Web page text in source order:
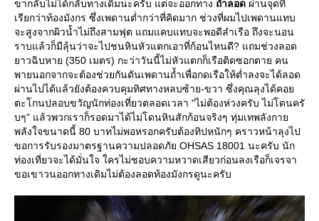
ขากลับไม่ได้กลับทางเดิมนะครับ แต่จะออกทาง ถ้ำลอด ผ่านจุดที่
เรียกว่าท้องมังกร ซึ่งเพดานต่ำกว่าที่คิดมาก ช่วงที่ผมไปเพดานแทบ
จะสูงจากผิวน้ำไม่ถึงสามฟุต แถมแคบแทบจะพอดีลำเรือ ถึงจะนอน
ราบแล้วก็มีลุ้นว่าจะไปชนหินหัวแตกเอาที่ก้อนไหนดี? แถมช่วงลอด
าวฉิบหาย (350 เมตร) กะว่าวันนี้ไม่หัวแตกก็เรือติดซอกตาย คน
พายนอกจากจะต้องช่วยกันดันเพดานถ้ำเพื่อกดเรือให้ต่ำลงจะได้ลอด
ผ่านไปได้แล้วยังต้องควบคุมทิศทางหลบซ้าย-ขวา ซึ่งคุณลุงได้คอ
ตะโกนปลอบขวัญนักท่องเที่ยวตลอดเวลา "ไม่ต้องห่วงครับ ไม่โดนครั
บๆ" แล้วพวกเราก็รอดมาได้ไม่โดนหินสักก้อนจริงๆ ทุ่มเทพลังกา
พลังใจขนาดนี้ 80 บาทไม่พอหรอกครับต้องทิปหนักๆ คราวหน้าลุงไป
ขอการรับรองมาตรฐานความปลอดภัย OHSAS 18001 นะครับ นัก
ท่องเที่ยวจะได้มั่นใจ ใครไม่ชอบความหวาดเสียวก่อนลงเรือก็เจรจา
ขอเขาวนออกทางเดิมไม่ต้องลอดท้องมังกรดูนะครับ